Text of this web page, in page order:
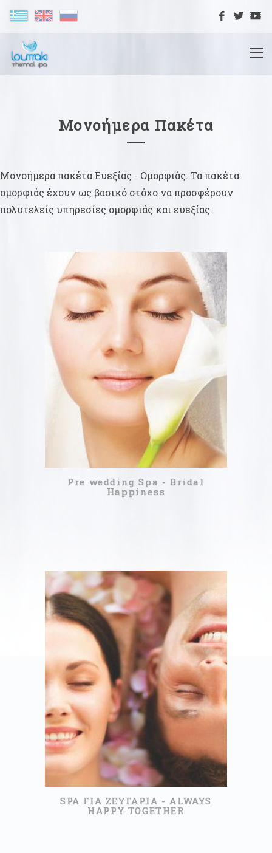
Μονοήμερα Πακέτα
Μονοήμερα πακέτα Ευεξίας - Ομορφιάς. Τα πακέτα
ομορφιάς έχουν ως βασικό στόχο να προσφέρουν
πολυτελείς υπηρεσίες ομορφιάς και ευεξίας.
180ΛΕΠΤΆ
1 ΗΜΈΡΑ
150,00 €
ΔΙΑΒΑΣΤΕ ΠΕΡΙΣΣΟΤΕΡΑ
Pre wedding Spa - Bridal
Happiness
120ΛΕΠΤΆ
1 ΗΜΈΡΑ
170,00 €
ΔΙΑΒΑΣΤΕ ΠΕΡΙΣΣΟΤΕΡΑ
SPA ΓΙΑ ΖΕΥΓΑΡΙΑ - ALWAYS
HAPPY TOGETHER